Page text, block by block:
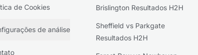
de Cookies
de análise
Brislington Resultados H2H
Sheffield vs Parkgate
Resultados H2H